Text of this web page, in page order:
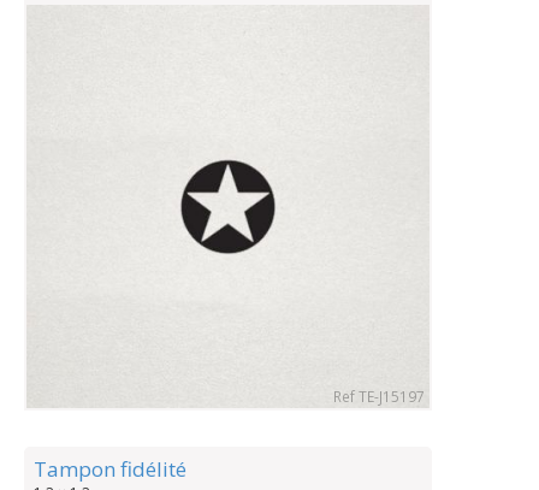
Ref TE-J15197
Tampon fidélité